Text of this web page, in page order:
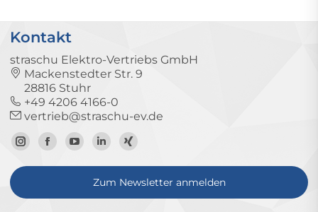
Kontakt
straschu Elektro-Vertriebs GmbH
Mackenstedter Str. 9
28816 Stuhr
+49 4206 4166-0
vertrieb@straschu-ev.de
Zum
Instagram-
Zur
Facebook-
Zum
YouTube-
Kanal
Zum
LinkedIn-
Profil
Zum
Xing-
Profil
Zum Newsletter anmelden